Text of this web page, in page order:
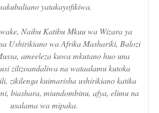
yatakayofikiwa.
Naibu Katibu Mkuu wa Wizara ya
Ushirikiano wa Afrika Mashariki, Balozi
ameeleza kuwa mkutano huo una
zilizoandaliwa na wataalamu kutoka
zikilenga kuimarisha ushirikiano katika
biashara, miundombinu, afya, elimu na
usalama wa mipaka.